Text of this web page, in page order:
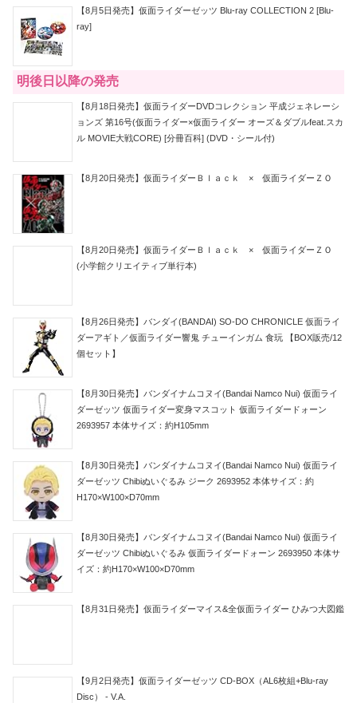
【8月5日発売】仮面ライダーゼッツ Blu-ray COLLECTION 2 [Blu-
ray]
明後日以降の発売
【8月18日発売】仮面ライダーDVDコレクション 平成ジェネレーシ
ョンズ 第16号(仮面ライダー×仮面ライダー オーズ＆ダブルfeat.スカ
ル MOVIE大戦CORE) [分冊百科] (DVD・シール付)
【8月20日発売】仮面ライダーＢｌａｃｋ × 仮面ライダーＺＯ
【8月20日発売】仮面ライダーＢｌａｃｋ × 仮面ライダーＺＯ
(小学館クリエイティブ単行本)
【8月26日発売】バンダイ(BANDAI) SO-DO CHRONICLE 仮面ライ
ダーアギト／仮面ライダー響鬼 チューインガム 食玩 【BOX販売/12
個セット】
【8月30日発売】バンダイナムコヌイ(Bandai Namco Nui) 仮面ライ
ダーゼッツ 仮面ライダー変身マスコット 仮面ライダードォーン
2693957 本体サイズ：約H105mm
【8月30日発売】バンダイナムコヌイ(Bandai Namco Nui) 仮面ライ
ダーゼッツ Chibiぬいぐるみ ジーク 2693952 本体サイズ：約
H170×W100×D70mm
【8月30日発売】バンダイナムコヌイ(Bandai Namco Nui) 仮面ライ
ダーゼッツ Chibiぬいぐるみ 仮面ライダードォーン 2693950 本体サ
イズ：約H170×W100×D70mm
【8月31日発売】仮面ライダーマイス&全仮面ライダー ひみつ大図鑑
【9月2日発売】仮面ライダーゼッツ CD-BOX（AL6枚組+Blu-ray
Disc） - V.A.